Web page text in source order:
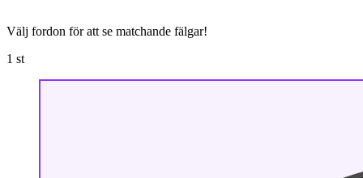
Välj fordon för att se matchande fälgar!
1 st